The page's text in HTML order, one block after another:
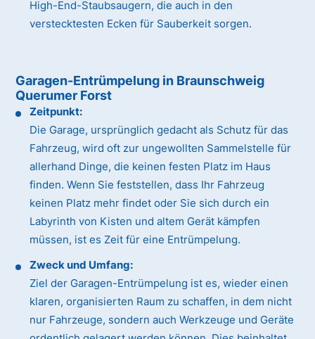
High-End-Staubsaugern, die auch in den
verstecktesten Ecken für Sauberkeit sorgen.
Garagen-Entrümpelung in Braunschweig
Querumer Forst
Zeitpunkt:
Die Garage, ursprünglich gedacht als Schutz für das
Fahrzeug, wird oft zur ungewollten Sammelstelle für
allerhand Dinge, die keinen festen Platz im Haus
finden. Wenn Sie feststellen, dass Ihr Fahrzeug
keinen Platz mehr findet oder Sie sich durch ein
Labyrinth von Kisten und altem Gerät kämpfen
müssen, ist es Zeit für eine Entrümpelung.
Zweck und Umfang:
Ziel der Garagen-Entrümpelung ist es, wieder einen
klaren, organisierten Raum zu schaffen, in dem nicht
nur Fahrzeuge, sondern auch Werkzeuge und Geräte